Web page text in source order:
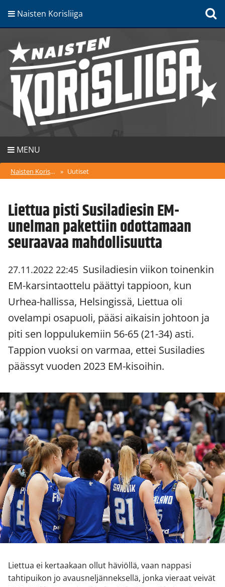
Naisten Korisliiga
MENU
Naisten Korisliiga » Uutiset
Liettua pisti Susiladiesin EM-
unelman pakettiin odottamaan
seuraavaa mahdollisuutta
27.11.2022 22:45 Susiladiesin viikon toinenkin
EM-karsintaottelu päättyi tappioon, kun
Urhea-hallissa, Helsingissä, Liettua oli
ovelampi osapuoli, pääsi aikaisin johtoon ja
piti sen loppulukemiin 56-65 (21-34) asti.
Tappion vuoksi on varmaa, ettei Susiladies
päässyt vuoden 2023 EM-kisoihin.
Liettua ei kertaakaan ollut häviöllä, vaan nappasi
tahtipuikon jo avausneljänneksellä, jonka vieraat veivät